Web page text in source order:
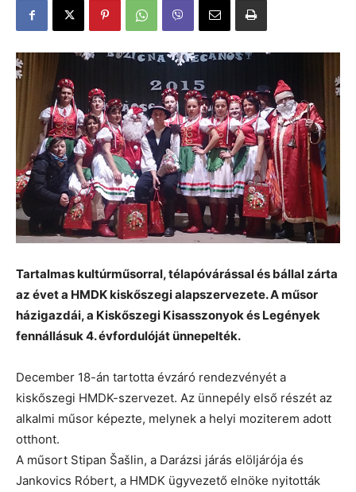
Tartalmas kultúrműsorral, télapóvárással és bállal zárta
az évet a HMDK kiskőszegi alapszervezete. A műsor
házigazdái, a Kiskőszegi Kisasszonyok és Legények
fennállásuk 4. évfordulóját ünnepelték.
December 18-án tartotta évzáró rendezvényét a
kiskőszegi HMDK-szervezet. Az ünnepély első részét az
alkalmi műsor képezte, melynek a helyi moziterem adott
otthont.
A műsort Stipan Šašlin, a Darázsi járás elöljárója és
Jankovics Róbert, a HMDK ügyvezető elnöke nyitották